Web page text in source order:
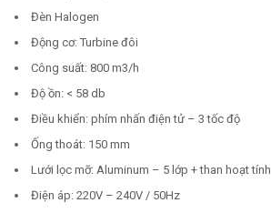
Đèn Halogen
Động cơ: Turbine đôi
Công suất: 800 m3/h
Độ ồn: < 58 db
Điều khiển: phím nhấn điện tử – 3 tốc độ
Ống thoát: 150 mm
Lưới lọc mỡ: Aluminum – 5 lớp + than hoạt tính
Điện áp: 220V – 240V / 50Hz